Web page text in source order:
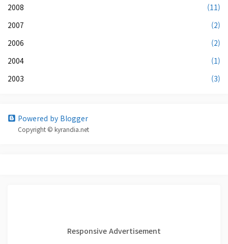
2008
(11)
2007
(2)
2006
(2)
2004
(1)
2003
(3)
Powered by Blogger
Copyright © kyrandia.net
Responsive Advertisement